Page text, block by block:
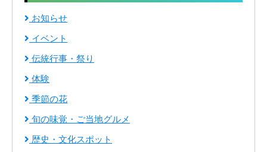
お知らせ
イベント
伝統行事・祭り
体験
季節の花
旬の味覚・ご当地グルメ
歴史・文化スポット